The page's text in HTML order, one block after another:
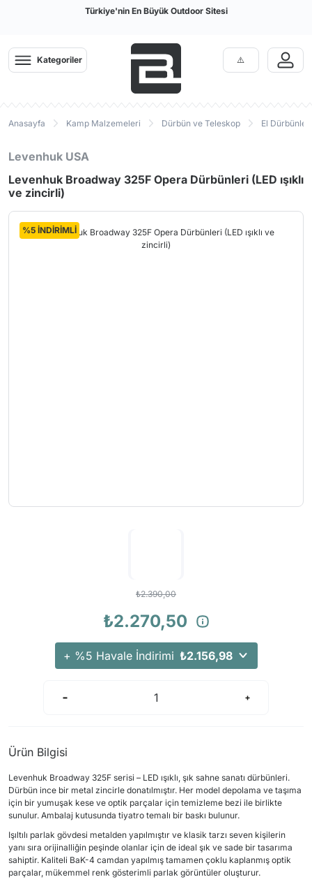
Türkiye'nin En Büyük Outdoor Sitesi
Kategoriler
Anasayfa Kamp Malzemeleri Dürbün ve Teleskop El Dürbünleri
Levenhuk USA
Levenhuk Broadway 325F Opera Dürbünleri (LED ışıklı
ve zincirli)
%5 İNDİRİMLİ
₺2.390,00
₺2.270,50
+ %5 Havale İndirimi ₺2.156,98
Ürün Bilgisi
Levenhuk Broadway 325F serisi – LED ışıklı, şık sahne sanatı dürbünleri.
Dürbün ince bir metal zincirle donatılmıştır. Her model depolama ve taşıma
için bir yumuşak kese ve optik parçalar için temizleme bezi ile birlikte
sunulur. Ambalaj kutusunda tiyatro temalı bir baskı bulunur.
Işıltılı parlak gövdesi metalden yapılmıştır ve klasik tarzı seven kişilerin
yanı sıra orijinalliğin peşinde olanlar için de ideal şık ve sade bir tasarıma
sahiptir. Kaliteli BaK-4 camdan yapılmış tamamen çoklu kaplanmış optik
parçalar, mükemmel renk gösterimli parlak görüntüler oluşturur.